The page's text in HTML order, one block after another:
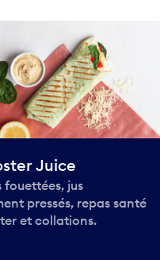
Juice
fouettées, jus
pressés, repas santé
et collations.